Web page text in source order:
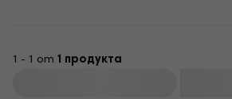
1 - 1 от 1 продукта